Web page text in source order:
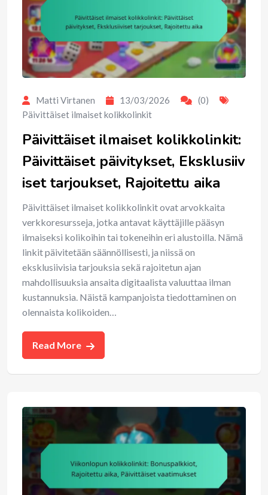
Matti Virtanen 13/03/2026
(0)
Päivittäiset ilmaiset kolikkolinkit
Päivittäiset ilmaiset kolikkolinkit:
Päivittäiset päivitykset, Eksklusiiv
iset tarjoukset, Rajoitettu aika
Päivittäiset ilmaiset kolikkolinkit ovat arvokkaita
verkkoresursseja, jotka antavat käyttäjille pääsyn
ilmaiseksi kolikoihin tai tokeneihin eri alustoilla. Nämä
linkit päivitetään säännöllisesti, ja niissä on
eksklusiivisia tarjouksia sekä rajoitetun ajan
mahdollisuuksia ansaita digitaalista valuuttaa ilman
kustannuksia. Näistä kampanjoista tiedottaminen on
olennaista kolikoiden…
Read More